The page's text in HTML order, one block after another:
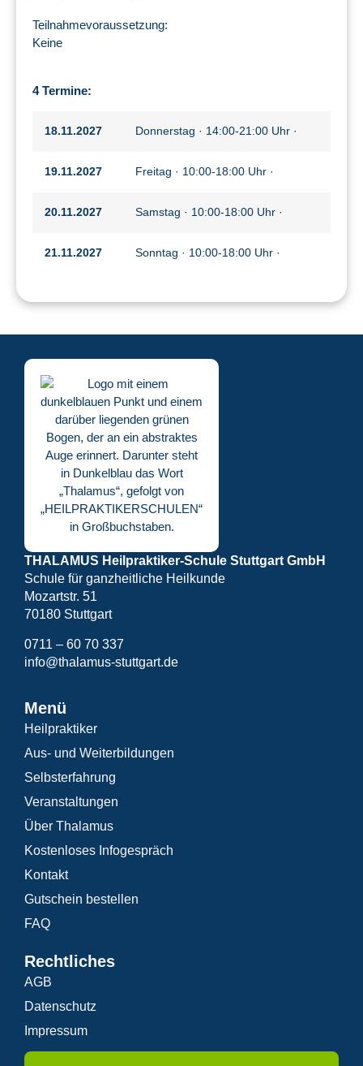
Teilnahmevoraussetzung:
Keine
4 Termine:
18.11.2027 Donnerstag · 14:00-21:00 Uhr ·
19.11.2027 Freitag · 10:00-18:00 Uhr ·
20.11.2027 Samstag · 10:00-18:00 Uhr ·
21.11.2027 Sonntag · 10:00-18:00 Uhr ·
THALAMUS Heilpraktiker-Schule Stuttgart GmbH
Schule für ganzheitliche Heilkunde
Mozartstr. 51
70180 Stuttgart
0711 – 60 70 337
info@thalamus-stuttgart.de
Menü
Heilpraktiker
Aus- und Weiterbildungen
Selbsterfahrung
Veranstaltungen
Über Thalamus
Kostenloses Infogespräch
Kontakt
Gutschein bestellen
FAQ
Rechtliches
AGB
Datenschutz
Impressum